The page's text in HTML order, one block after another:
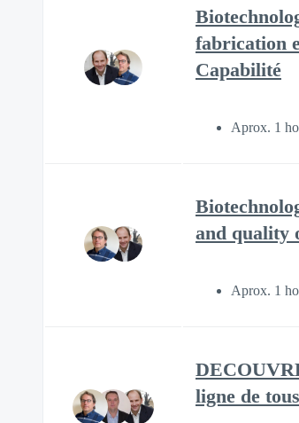
fabrication
Capabilité
Aprox. 1
and quality
Aprox. 1
ligne de